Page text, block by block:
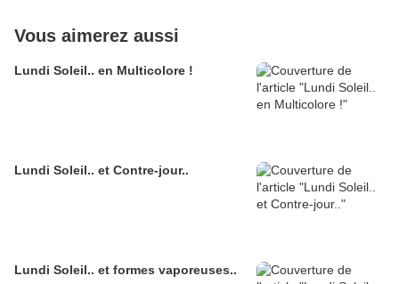
Vous aimerez aussi
Lundi Soleil.. en Multicolore !
Lundi Soleil.. et Contre-jour..
Lundi Soleil.. et formes vaporeuses..